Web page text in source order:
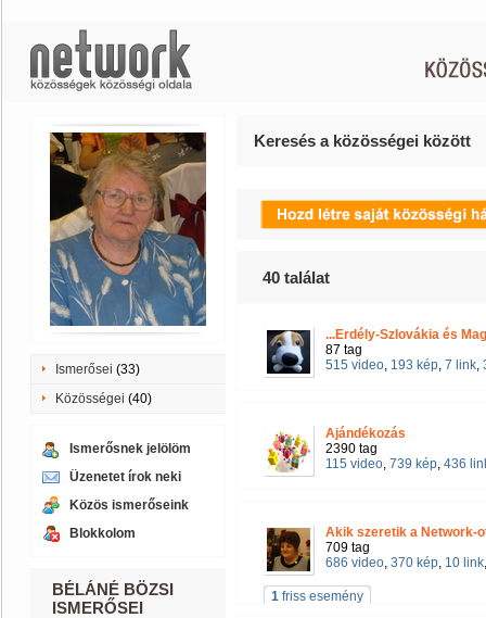
Ismerősei (33)
Közösségei (40)
Ismerősnek jelölöm
Üzenetet írok neki
Közös ismerőseink
Blokkolom
BÉLÁNÉ BÖZSI
ISMERŐSEI
Keresés a közösségei között
40 találat
...Erdély-Szlovákia és
87 tag
515 video, 193 kép, 7 link,
Ajándékozás
2390 tag
115 video, 739 kép, 436
Akik szeretik a Network-
709 tag
686 video, 370 kép, 10 link
1 friss esemény